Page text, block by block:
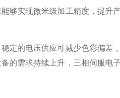
够实现微米级加工精度，提升
定的电压供应可减少色彩偏差
的需求持续上升，三相伺服电